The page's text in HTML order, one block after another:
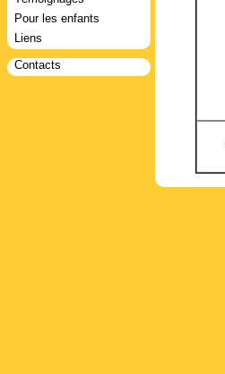
Pour les enfants
Liens
Contacts